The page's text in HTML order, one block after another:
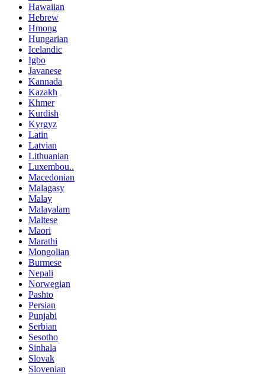
Hawaiian
Hebrew
Hmong
Hungarian
Icelandic
Igbo
Javanese
Kannada
Kazakh
Khmer
Kurdish
Kyrgyz
Latin
Latvian
Lithuanian
Luxembou..
Macedonian
Malagasy
Malay
Malayalam
Maltese
Maori
Marathi
Mongolian
Burmese
Nepali
Norwegian
Pashto
Persian
Punjabi
Serbian
Sesotho
Sinhala
Slovak
Slovenian